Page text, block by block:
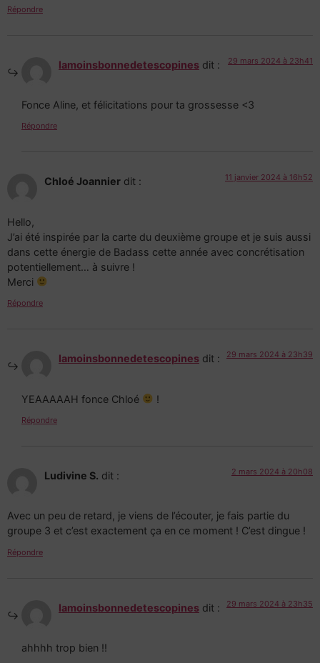
Répondre
lamoinsbonnedetescopines dit : 29 mars 2024 à 23h41
Fonce Aline, et félicitations pour ta grossesse <3
Répondre
Chloé Joannier dit : 11 janvier 2024 à 16h52
Hello,
J’ai été inspirée par la carte du deuxième groupe et je suis aussi
dans cette énergie de Badass cette année avec concrétisation
potentiellement… à suivre !
Merci
Répondre
lamoinsbonnedetescopines dit : 29 mars 2024 à 23h39
YEAAAAAH fonce Chloé !
Répondre
Ludivine S. dit : 2 mars 2024 à 20h08
Avec un peu de retard, je viens de l’écouter, je fais partie du
groupe 3 et c’est exactement ça en ce moment ! C’est dingue !
Répondre
lamoinsbonnedetescopines dit : 29 mars 2024 à 23h35
ahhhh trop bien !!